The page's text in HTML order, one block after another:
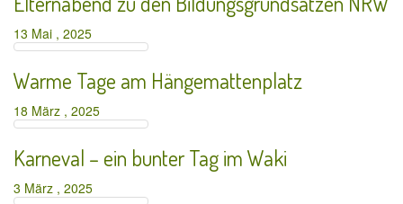
13 Mai , 2025
Warme Tage am Hängemattenplatz
18 März , 2025
Karneval – ein bunter Tag im Waki
3 März , 2025